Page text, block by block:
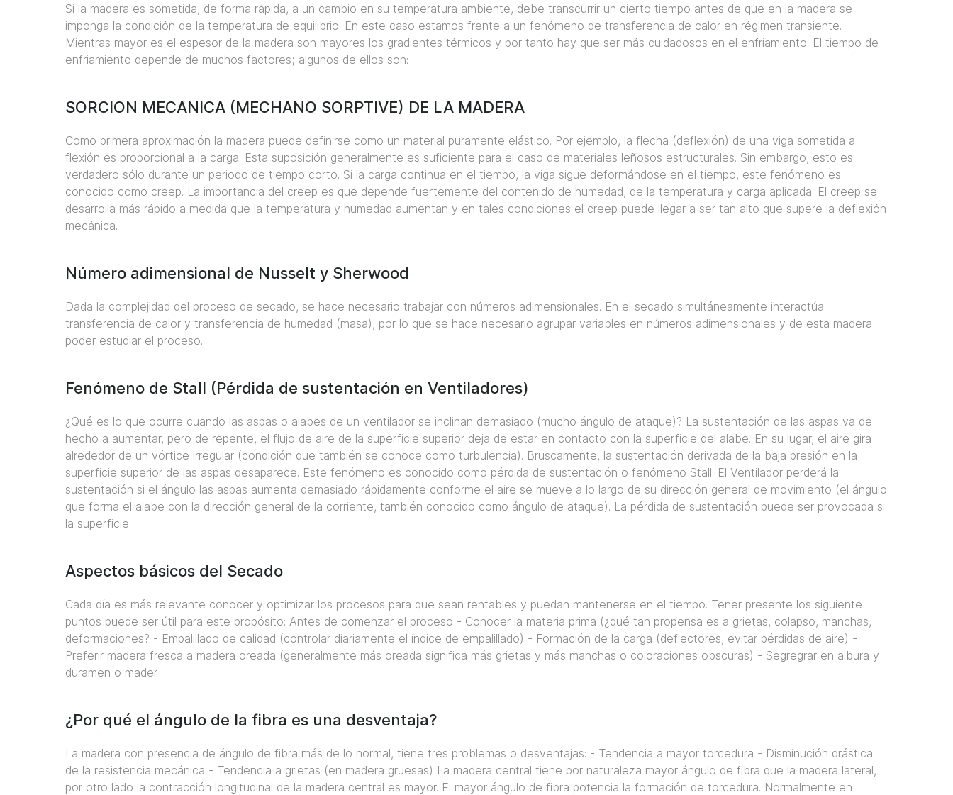
Si la madera es sometida, de forma rápida, a un cambio en su temperatura ambiente, debe transcurrir un cierto tiempo antes de que en la madera se
imponga la condición de la temperatura de equilibrio. En este caso estamos frente a un fenómeno de transferencia de calor en régimen transiente.
Mientras mayor es el espesor de la madera son mayores los gradientes térmicos y por tanto hay que ser más cuidadosos en el enfriamiento. El tiempo de
enfriamiento depende de muchos factores; algunos de ellos son:
SORCION MECANICA (MECHANO SORPTIVE) DE LA MADERA
Como primera aproximación la madera puede definirse como un material puramente elástico. Por ejemplo, la flecha (deflexión) de una viga sometida a
flexión es proporcional a la carga. Esta suposición generalmente es suficiente para el caso de materiales leñosos estructurales. Sin embargo, esto es
verdadero sólo durante un periodo de tiempo corto. Si la carga continua en el tiempo, la viga sigue deformándose en el tiempo, este fenómeno es
conocido como creep. La importancia del creep es que depende fuertemente del contenido de humedad, de la temperatura y carga aplicada. El creep se
desarrolla más rápido a medida que la temperatura y humedad aumentan y en tales condiciones el creep puede llegar a ser tan alto que supere la deflexión
mecánica.
Número adimensional de Nusselt y Sherwood
Dada la complejidad del proceso de secado, se hace necesario trabajar con números adimensionales. En el secado simultáneamente interactúa
transferencia de calor y transferencia de humedad (masa), por lo que se hace necesario agrupar variables en números adimensionales y de esta madera
poder estudiar el proceso.
Fenómeno de Stall (Pérdida de sustentación en Ventiladores)
¿Qué es lo que ocurre cuando las aspas o alabes de un ventilador se inclinan demasiado (mucho ángulo de ataque)? La sustentación de las aspas va de
hecho a aumentar, pero de repente, el flujo de aire de la superficie superior deja de estar en contacto con la superficie del alabe. En su lugar, el aire gira
alrededor de un vórtice irregular (condición que también se conoce como turbulencia). Bruscamente, la sustentación derivada de la baja presión en la
superficie superior de las aspas desaparece. Este fenómeno es conocido como pérdida de sustentación o fenómeno Stall. El Ventilador perderá la
sustentación si el ángulo las aspas aumenta demasiado rápidamente conforme el aire se mueve a lo largo de su dirección general de movimiento (el ángulo
que forma el alabe con la dirección general de la corriente, también conocido como ángulo de ataque). La pérdida de sustentación puede ser provocada si
la superficie
Aspectos básicos del Secado
Cada día es más relevante conocer y optimizar los procesos para que sean rentables y puedan mantenerse en el tiempo. Tener presente los siguiente
puntos puede ser útil para este propósito: Antes de comenzar el proceso - Conocer la materia prima (¿qué tan propensa es a grietas, colapso, manchas,
deformaciones? - Empalillado de calidad (controlar diariamente el índice de empalillado) - Formación de la carga (deflectores, evitar pérdidas de aire) -
Preferir madera fresca a madera oreada (generalmente más oreada significa más grietas y más manchas o coloraciones obscuras) - Segregrar en albura y
duramen o mader
¿Por qué el ángulo de la fibra es una desventaja?
La madera con presencia de ángulo de fibra más de lo normal, tiene tres problemas o desventajas: - Tendencia a mayor torcedura - Disminución drástica
de la resistencia mecánica - Tendencia a grietas (en madera gruesas) La madera central tiene por naturaleza mayor ángulo de fibra que la madera lateral,
por otro lado la contracción longitudinal de la madera central es mayor. El mayor ángulo de fibra potencia la formación de torcedura. Normalmente en